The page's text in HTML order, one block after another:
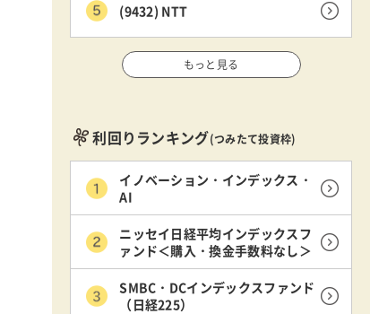
(9432) NTT
もっと見る
利回りランキング(つみたて投資枠)
イノベーション・インデックス・
AI
ニッセイ日経平均インデックスフ
ァンド＜購入・換金手数料なし＞
SMBC・DCインデックスファンド
（日経225）